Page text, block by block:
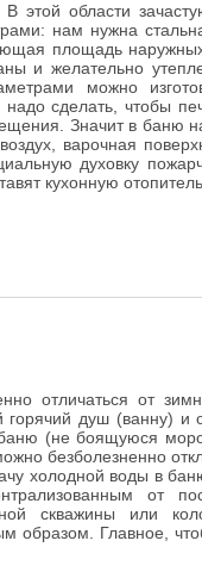
этой области
нам нужна
площадь
и желательно
можно
надо сделать, чтобы
Значит в баню
варочная
духовку
кухонную
отличаться от
горячий душ (ванну)
(не боящуюся
безболезненно
холодной воды в
от
скважины или
образом. Главное,